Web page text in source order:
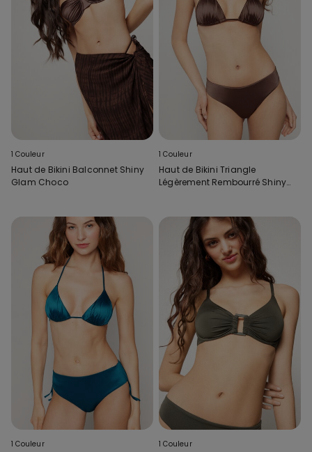
1 Couleur
Haut de Bikini Balconnet Shiny
Glam Choco
1 Couleur
Haut de Bikini Triangle
Légèrement Rembourré Shiny
1 Couleur 1 Couleur